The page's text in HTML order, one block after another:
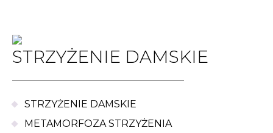
STRZYŻENIE DAMSKIE
STRZYŻENIE DAMSKIE
METAMORFOZA STRZYŻENIA